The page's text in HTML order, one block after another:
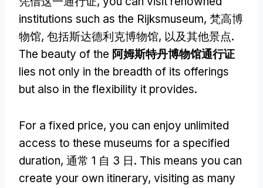
institutions such as the Rijksmuseum, 梵高博
物馆, 包括斯达德利克博物馆, 以及其他景点.
The beauty of the 阿姆斯特丹博物馆通行证
lies not only in the breadth of its offerings
but also in the flexibility it provides.
For a fixed price, you can enjoy unlimited
access to these museums for a specified
duration, 通常 1 自 3 日. This means you can
create your own itinerary, visiting as many